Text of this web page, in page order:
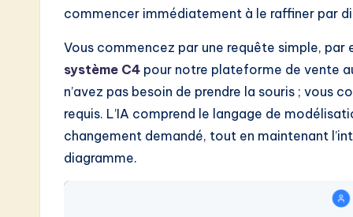
A
commencer immédiatement à le raffiner par
Vous commencez par une requête simple, par
système C4 pour notre plateforme de vente
n’avez pas besoin de prendre la souris ; vous
requis. L’IA comprend le langage de
changement demandé, tout en maintenant
diagramme.